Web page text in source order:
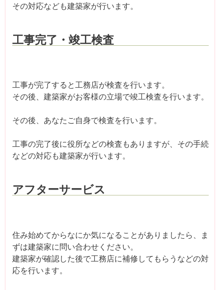
その対応なども建築家が行います。
工事完了・竣工検査
工事が完了すると工務店が検査を行います。
その後、建築家がお客様の立場で竣工検査を行います。
その後、あなたご自身で検査を行います。
工事の完了後に役所などの検査もありますが、その手続
などの対応も建築家が行います。
アフターサービス
住み始めてからなにか気になることがありましたら、ま
ずは建築家に問い合わせください。
建築家が確認した後で工務店に補修してもらうなどの対
応を行います。